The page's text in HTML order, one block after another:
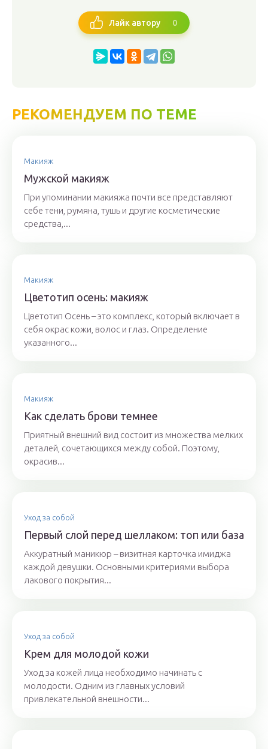
Лайк автору 0
РЕКОМЕНДУЕМ ПО ТЕМЕ
Макияж
Мужской макияж
При упоминании макияжа почти все представляют
себе тени, румяна, тушь и другие косметические
средства,...
Макияж
Цветотип осень: макияж
Цветотип Осень – это комплекс, который включает в
себя окрас кожи, волос и глаз. Определение
указанного...
Макияж
Как сделать брови темнее
Приятный внешний вид состоит из множества мелких
деталей, сочетающихся между собой. Поэтому,
окрасив...
Уход за собой
Первый слой перед шеллаком: топ или база
Аккуратный маникюр – визитная карточка имиджа
каждой девушки. Основными критериями выбора
лакового покрытия...
Уход за собой
Крем для молодой кожи
Уход за кожей лица необходимо начинать с
молодости. Одним из главных условий
привлекательной внешности...